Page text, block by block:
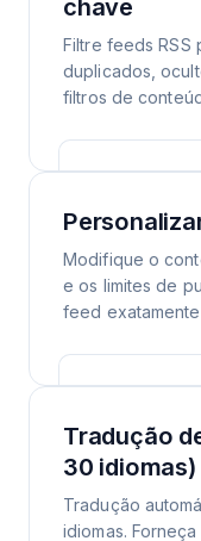
chave
Filtre feeds RSS
duplicados,
filtros de
Modifique o
e os limites de
feed
Tradução
30 idiomas)
Tradução
idiomas.